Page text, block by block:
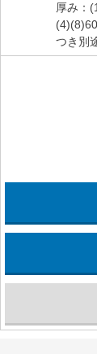
厚み：
つき別